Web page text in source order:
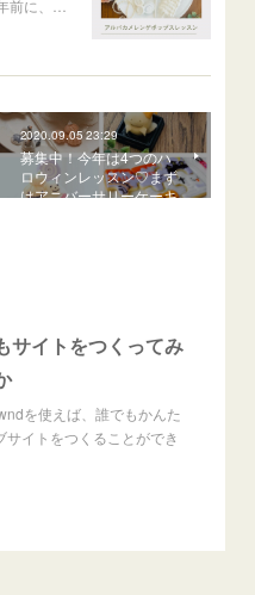
前に、…
2020.09.05 23:29
募集中！今年は4つのハ
ロウィンレッスン♡まず
はアニバーサリーケーキ
サイトをつくってみ
を使えば、誰でもかんた
サイトをつくることができ